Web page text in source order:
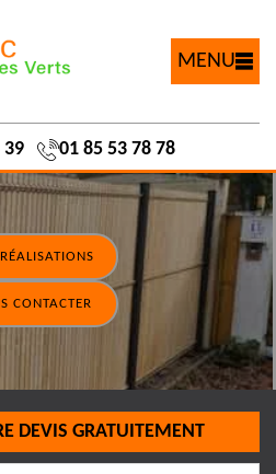
MENU
39 01 85 53 78 78
CONTACTER
DEVIS GRATUITEMENT